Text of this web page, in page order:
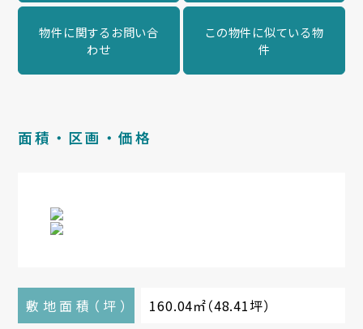
物件に関するお問い合
わせ
この物件に似ている物
件
面積・区画・価格
敷地面積（ 坪 ） 160.04㎡（48.41坪）